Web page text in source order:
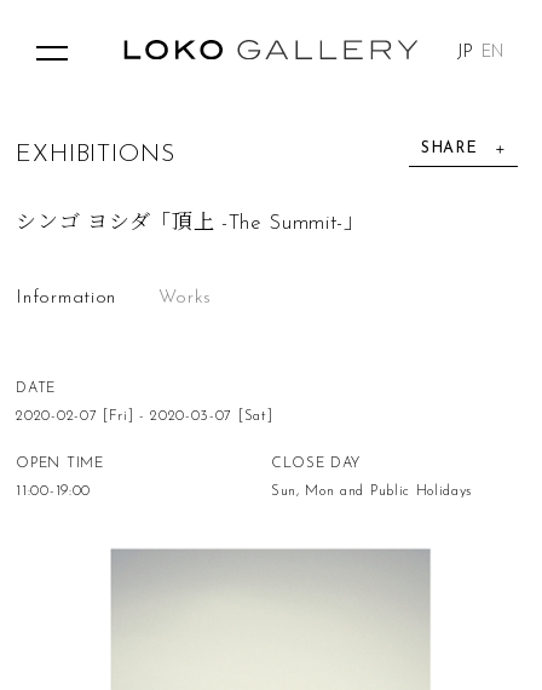
JP EN
SHARE
EX H I BI T I O N S
シンゴ ヨシダ「頂上 -The Summit-」
Information Works
DATE
2020-02-07 [Fri] - 2020-03-07 [Sat]
OPEN TIME
11:00-19:00
CLOSE DAY
Sun, Mon and Public Holidays